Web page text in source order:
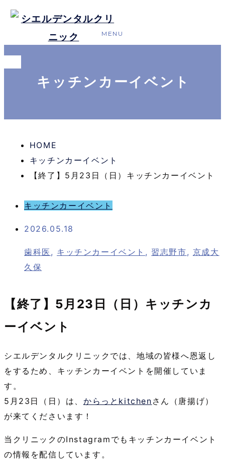
キッチンカーイベント
HOME
キッチンカーイベント
【終了】5月23日（日）キッチンカーイベント
キッチンカーイベント
2026.05.18
歯科医 , キッチンカーイベント , 習志野市, 京成大
久保
【終了】5月23日（日）キッチンカ
ーイベント
シエルデンタルクリニックでは、地域の皆様へ恩返し
をするため、キッチンカーイベントを開催していま
す。
5月23日（日）は、 からっとkitchen さん（唐揚げ）
が来てくださいます！
当クリニックのInstagramでもキッチンカーイベント
の情報を配信しています。